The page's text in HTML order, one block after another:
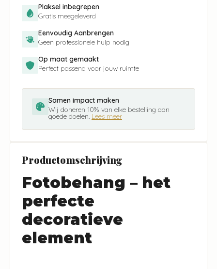
Plaksel inbegrepen
Gratis meegeleverd
Eenvoudig Aanbrengen
Geen professionele hulp nodig
Op maat gemaakt
Perfect passend voor jouw ruimte
Samen impact maken
Wij doneren 10% van elke bestelling aan
goede doelen. Lees meer
Productomschrijving
Fotobehang – het
perfecte
decoratieve
element